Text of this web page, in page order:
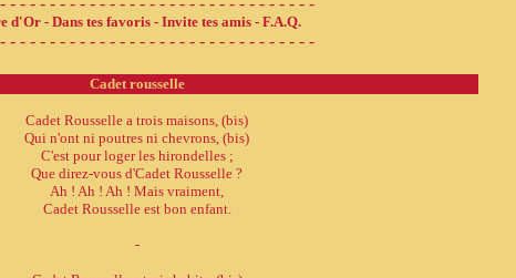
d'Or- Dans tes favoris - Invite tes amis - F.A.Q.
- - - - - - - - - - - - - - - - - - - - - - - - - - - - - - -
Cadet rousselle
Cadet Rousselle a trois maisons, (bis)
Qui n'ont ni poutres ni chevrons, (bis)
C'est pour loger les hirondelles ;
Que direz-vous d'Cadet Rousselle ?
Ah ! Ah ! Ah ! Mais vraiment,
Cadet Rousselle est bon enfant.
-